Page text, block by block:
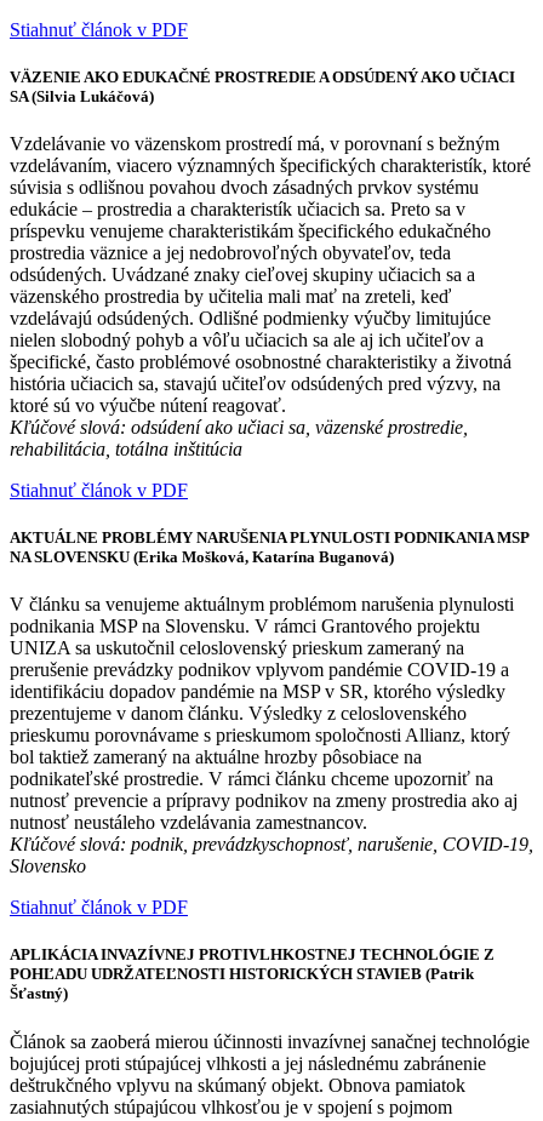
Stiahnuť článok v PDF
VÄZENIE AKO EDUKAČNÉ PROSTREDIE A ODSÚDENÝ AKO UČIACI
SA (Silvia Lukáčová)
Vzdelávanie vo väzenskom prostredí má, v porovnaní s bežným
vzdelávaním, viacero významných špecifických charakteristík, ktoré
súvisia s odlišnou povahou dvoch zásadných prvkov systému
edukácie – prostredia a charakteristík učiacich sa. Preto sa v
príspevku venujeme charakteristikám špecifického edukačného
prostredia väznice a jej nedobrovoľných obyvateľov, teda
odsúdených. Uvádzané znaky cieľovej skupiny učiacich sa a
väzenského prostredia by učitelia mali mať na zreteli, keď
vzdelávajú odsúdených. Odlišné podmienky výučby limitujúce
nielen slobodný pohyb a vôľu učiacich sa ale aj ich učiteľov a
špecifické, často problémové osobnostné charakteristiky a životná
história učiacich sa, stavajú učiteľov odsúdených pred výzvy, na
ktoré sú vo výučbe nútení reagovať.
Kľúčové slová: odsúdení ako učiaci sa, väzenské prostredie,
rehabilitácia, totálna inštitúcia
Stiahnuť článok v PDF
AKTUÁLNE PROBLÉMY NARUŠENIA PLYNULOSTI PODNIKANIA MSP
NA SLOVENSKU (Erika Mošková, Katarína Buganová)
V článku sa venujeme aktuálnym problémom narušenia plynulosti
podnikania MSP na Slovensku. V rámci Grantového projektu
UNIZA sa uskutočnil celoslovenský prieskum zameraný na
prerušenie prevádzky podnikov vplyvom pandémie COVID-19 a
identifikáciu dopadov pandémie na MSP v SR, ktorého výsledky
prezentujeme v danom článku. Výsledky z celoslovenského
prieskumu porovnávame s prieskumom spoločnosti Allianz, ktorý
bol taktiež zameraný na aktuálne hrozby pôsobiace na
podnikateľské prostredie. V rámci článku chceme upozorniť na
nutnosť prevencie a prípravy podnikov na zmeny prostredia ako aj
nutnosť neustáleho vzdelávania zamestnancov.
Kľúčové slová: podnik, prevádzkyschopnosť, narušenie, COVID-19,
Slovensko
Stiahnuť článok v PDF
APLIKÁCIA INVAZÍVNEJ PROTIVLHKOSTNEJ TECHNOLÓGIE Z
POHĽADU UDRŽATEĽNOSTI HISTORICKÝCH STAVIEB (Patrik
Šťastný)
Článok sa zaoberá mierou účinnosti invazívnej sanačnej technológie
bojujúcej proti stúpajúcej vlhkosti a jej následnému zabránenie
deštrukčného vplyvu na skúmaný objekt. Obnova pamiatok
zasiahnutých stúpajúcou vlhkosťou je v spojení s pojmom